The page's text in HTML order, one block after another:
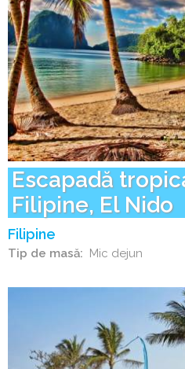
Escapadă
Filipine, El Nido
Filipine
Tip de masă Mic dejun